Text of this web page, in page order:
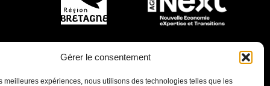
Gérer le consentement
meilleures expériences, nous utilisons des technologies telles que les